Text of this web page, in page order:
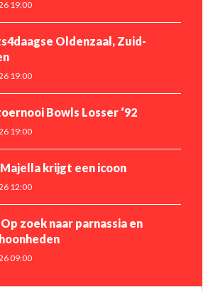
19:00
Oldenzaal, Zuid-
19:00
Bowls Losser ‘92
19:00
krijgt een icoon
12:00
zoek naar parnassia en
09:00